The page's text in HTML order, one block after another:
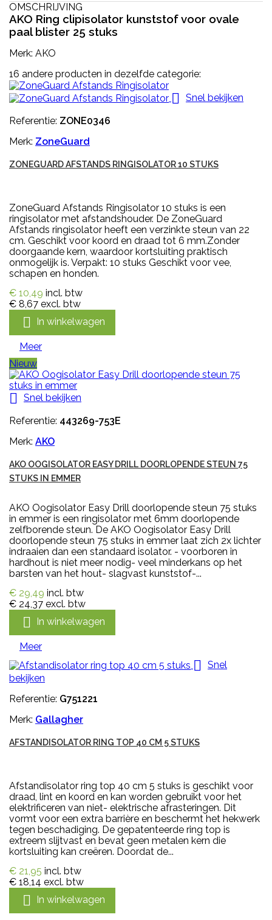
OMSCHRIJVING
AKO Ring clipisolator kunststof voor ovale
paal blister 25 stuks
Merk: AKO
16 andere producten in dezelfde categorie:
 Snel bekijken
Referentie: ZONE0346
Merk: ZoneGuard
ZONEGUARD AFSTANDS RINGISOLATOR 10 STUKS
ZoneGuard Afstands Ringisolator 10 stuks is een
ringisolator met afstandshouder. De ZoneGuard
Afstands ringisolator heeft een verzinkte steun van 22
cm. Geschikt voor koord en draad tot 6 mm.Zonder
doorgaande kern, waardoor kortsluiting praktisch
onmogelijk is. Verpakt: 10 stuks Geschikt voor vee,
schapen en honden.
€ 10,49 incl. btw
€ 8,67 excl. btw
 In winkelwagen
Meer
Nieuw
 Snel bekijken
Referentie: 443269-753E
Merk: AKO
AKO OOGISOLATOR EASY DRILL DOORLOPENDE STEUN 75
STUKS IN EMMER
AKO Oogisolator Easy Drill doorlopende steun 75 stuks
in emmer is een ringisolator met 6mm doorlopende
zelfborende steun. De AKO Oogisolator Easy Drill
doorlopende steun 75 stuks in emmer laat zich 2x lichter
indraaien dan een standaard isolator. - voorboren in
hardhout is niet meer nodig- veel minderkans op het
barsten van het hout- slagvast kunststof-...
€ 29,49 incl. btw
€ 24,37 excl. btw
 In winkelwagen
Meer
 Snel
bekijken
Referentie: G751221
Merk: Gallagher
AFSTANDISOLATOR RING TOP 40 CM 5 STUKS
Afstandisolator ring top 40 cm 5 stuks is geschikt voor
draad, lint en koord en kan worden gebruikt voor het
elektrificeren van niet- elektrische afrasteringen. Dit
vormt voor een extra barrière en beschermt het hekwerk
tegen beschadiging. De gepatenteerde ring top is
extreem slijtvast en bevat geen metalen kern die
kortsluiting kan creëren. Doordat de...
€ 21,95 incl. btw
€ 18,14 excl. btw
 In winkelwagen